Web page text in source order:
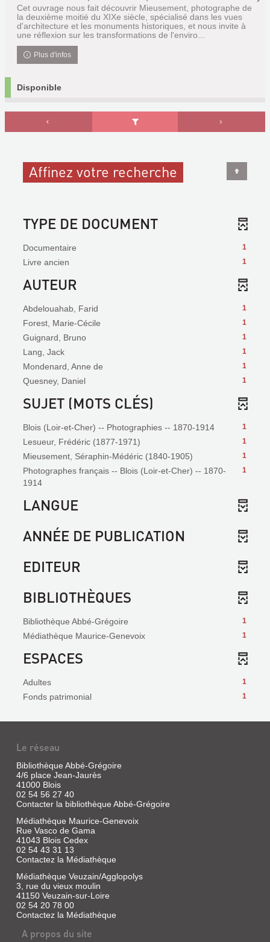
Cet ouvrage nous fait découvrir Mieusement, photographe de
la deuxième moitié du XIXe siècle, spécialisé dans les vues
d'architecture et les monuments historiques, et nous invite à
une réflexion sur les transformations de l'enviro...
Plus d'infos
Disponible
Affinez votre recherche
TYPE DE DOCUMENT
1
Documentaire
1
Livre ancien
AUTEUR
1
Abdelouahab, Farid
1
Forest, Marie-Cécile
1
Guignard, Bruno
1
Lang, Jack
1
Mondenard, Anne de
1
Quesney, Daniel
SUJET (MOTS CLÉS)
1
Blois (Loir-et-Cher) -- Photographies -- 1870-1914
1
Lesueur, Frédéric (1877-1971)
1
Mieusement, Séraphin-Médéric (1840-1905)
1
Photographes français -- Blois (Loir-et-Cher) -- 1870-
1914
LANGUE
ANNÉE DE PUBLICATION
EDITEUR
BIBLIOTHÈQUES
1
Bibliothèque Abbé-Grégoire
1
Médiathèque Maurice-Genevoix
ESPACES
1
Adultes
1
Fonds patrimonial
Le réseau
Bibliothèque Abbé-Grégoire
4/6 place Jean-Jaurès
41000 Blois
02 54 56 27 40
Contacter la bibliothèque Abbé-Grégoire
Médiathèque Maurice-Genevoix
Rue Vasco de Gama
41043 Blois Cedex
02 54 43 31 13
Contactez la Médiathèque
Médiathèque Veuzain/Agglopolys
3, rue du vieux moulin
41150 Veuzain-sur-Loire
02 54 20 78 00
Contactez la Médiathèque
A propos du site